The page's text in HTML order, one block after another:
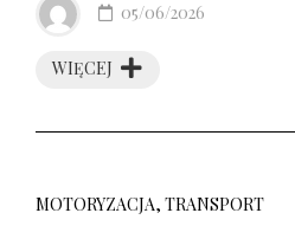
WIĘCEJ
05/06/2026
MOTORYZACJA, TRANSPORT